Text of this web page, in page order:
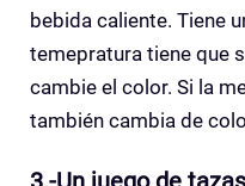
bebida caliente. Tiene
temepratura tiene que
cambie el color. Si la
también cambia de